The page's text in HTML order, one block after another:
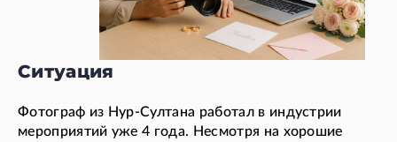
Ситуация
Фотограф из Нур-Султана работал в индустрии
мероприятий уже 4 года. Несмотря на хорошие